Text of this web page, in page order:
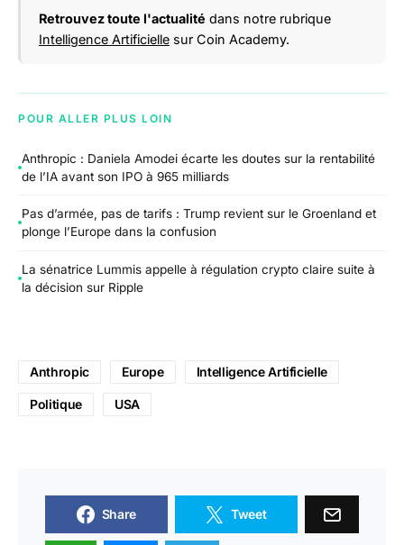
Retrouvez toute l'actualité dans notre rubrique
Intelligence Artificielle sur Coin Academy.
POUR ALLER PLUS LOIN
Anthropic : Daniela Amodei écarte les doutes sur la rentabilité
de l’IA avant son IPO à 965 milliards
Pas d’armée, pas de tarifs : Trump revient sur le Groenland et
plonge l’Europe dans la confusion
La sénatrice Lummis appelle à régulation crypto claire suite à
la décision sur Ripple
Anthropic Europe Intelligence Artificielle
Politique USA
Share Tweet